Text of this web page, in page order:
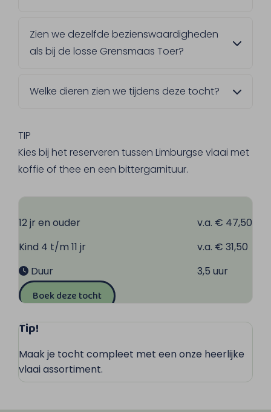
met ham of kaas, een broodje kroket, en de
keuze tussen Limburgse vlaai of
consumpties naar keuze, met uitzondering
Zien we dezelfde bezienswaardigheden
als bij de losse Grensmaas Toer?
enige verschil is dat bij deze Package Deal
Welke dieren zien we tijdens deze tocht?
Gallowayrunderen en Konikpaarden. Met
een beetje geluk zie je ook sporen van
bevers in de vorm van afgeknaagde bomen.
TIP
Kies bij het reserveren tussen Limburgse vlaai met
koffie of thee en een bittergarnituur.
12 jr en ouder
v.a. € 47,50
Kind 4 t/m 11 jr
v.a. € 31,50
Duur
3,5 uur
Boek deze tocht
Tip!
Maak je tocht compleet met een onze heerlijke
vlaai assortiment.